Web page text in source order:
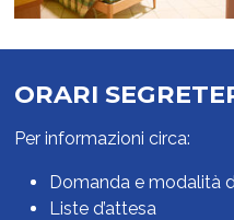
ORARI
Per informazioni circa:
Domanda e modalità
Liste d’attesa